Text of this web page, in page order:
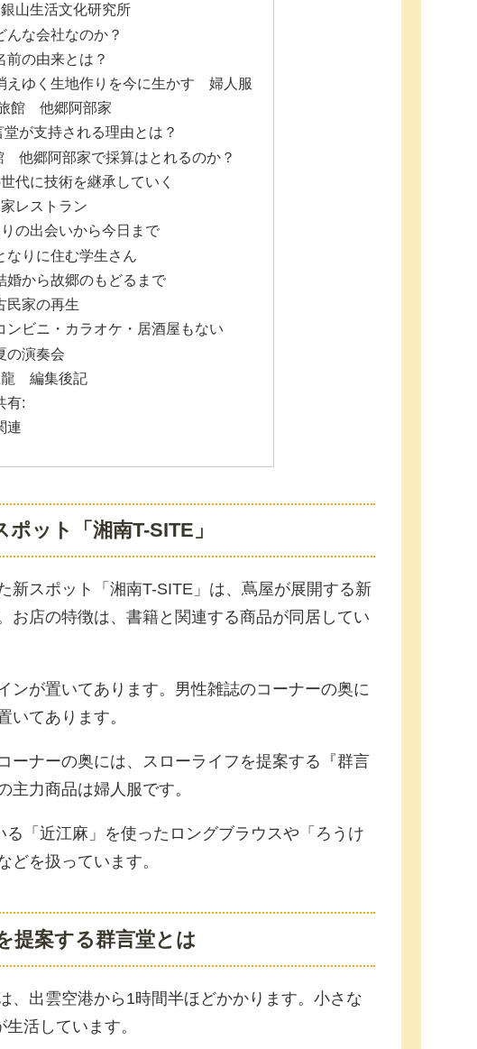
山生活文化研究所
んな会社なのか？
前の由来とは？
えゆく生地作りを今に生かす 婦人服
館 他郷阿部家
堂が支持される理由とは？
他郷阿部家で採算はとれるのか？
代に技術を継承していく
レストラン
の出会いから今日まで
なりに住む学生さん
婚から故郷のもどるまで
民家の再生
ンビニ・カラオケ・居酒屋もない
の演奏会
龍 編集後記
有:
連
ット「湘南T-SITE」
新スポット「湘南T-SITE」は、蔦屋が展開する新
お店の特徴は、書籍と関連する商品が同居してい
ンが置いてあります。男性雑誌のコーナーの奥に
いてあります。
ーナーの奥には、スローライフを提案する『群言
主力商品は婦人服です。
「近江麻」を使ったロングブラウスや「ろうけ
どを扱っています。
提案する群言堂とは
、出雲空港から1時間半ほどかかります。小さな
活しています。